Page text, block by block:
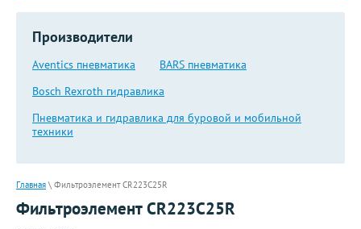
Производители
Aventics пневматика
BARS пневматика
Bosch Rexroth гидравлика
Пневматика и гидравлика для буровой и мобильной
техники
Главная\ Фильтроэлемент CR223C25R
Фильтроэлемент CR223C25R